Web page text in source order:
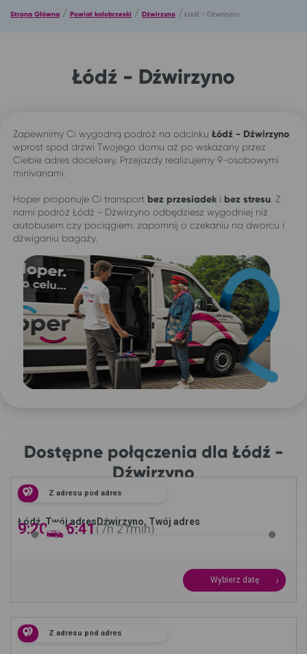
Strona Główna / Powiat kołobrzeski / Dźwirzyno /Łódź - Dźwirzyno
Łódź - Dźwirzyno
Zapewnimy Ci wygodną podróż na odcinku Łódź - Dźwirzyno
wprost spod drzwi Twojego domu aż po wskazany przez
Ciebie adres docelowy. Przejazdy realizujemy 9-osobowymi
minivanami.
Hoper proponuje Ci transport bez przesiadek i bez stresu . Z
nami podróż Łódź - Dźwirzyno odbędziesz wygodniej niż
autobusem czy pociągiem: zapomnij o czekaniu na dworcu i
dźwiganiu bagaży.
Dostępne połączenia dla Łódź -
Dźwirzyno
Z adresu pod adres
Łódź, Twój adres Dźwirzyno, Twój adres
9:20 -16:41 7h21min
Wybierz datę
Z adresu pod adres